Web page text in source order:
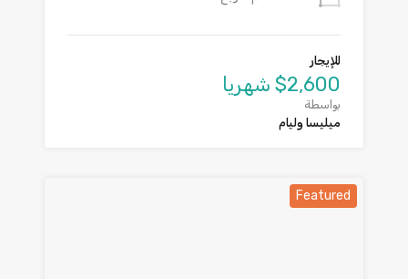
للإيجار
$2,600 شهريا
بواسطة
ميليسا وليام
Featured